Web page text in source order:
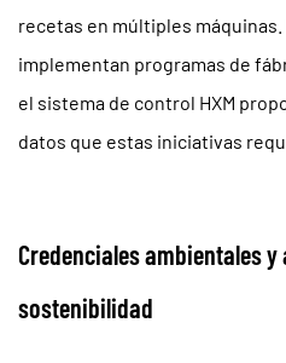
recetas en múltiples
implementan programas de
el sistema de control HXM
datos que estas iniciativas
Credenciales ambientales
sostenibilidad